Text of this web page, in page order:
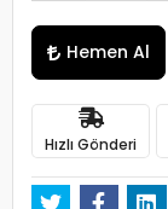
Hemen Al
Hızlı Gönderi